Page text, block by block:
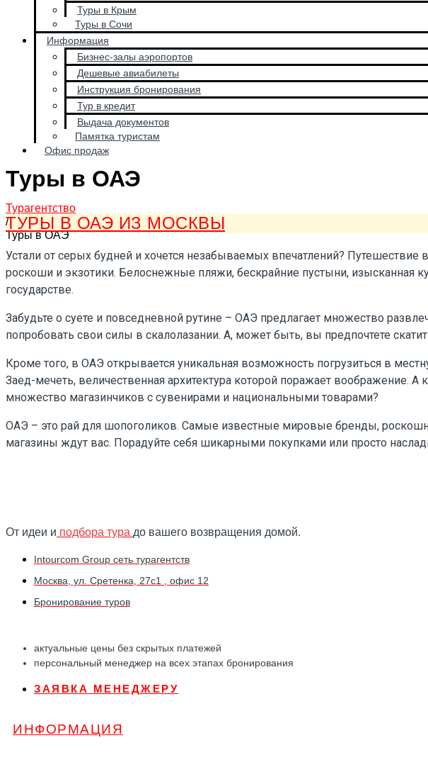
Туры в Крым
Туры в Сочи
Информация
Бизнес-залы аэропортов
Дешевые авиабилеты
Инструкция бронирования
Тур в кредит
Выдача документов
Памятка туристам
Офис продаж
Туры в ОАЭ
Турагентство
/
Туры в ОАЭ
ТУРЫ В ОАЭ ИЗ МОСКВЫ
Устали от серых будней и хочется незабываемых впечатлений?
роскоши и экзотики. Белоснежные пляжи, бескрайние пустыни, изысканная
государстве.
Забудьте о суете и повседневной рутине – ОАЭ предлагает множество
попробовать свои силы в скалолазании. А, может быть, вы предпочтете
Кроме того, в ОАЭ открывается уникальная возможность погрузиться в
Заед-мечеть, величественная архитектура которой поражает воображение. А
множество магазинчиков с сувенирами и национальными товарами?
ОАЭ – это рай для шопоголиков. Самые известные мировые бренды,
магазины ждут вас. Порадуйте себя шикарными покупками или просто
От идеи и подбора тура до вашего возвращения домой.
Intourcom Group сеть турагентств
Москва, ул. Сретенка, 27с1 , офис 12
Бронирование туров
актуальные цены без скрытых платежей
персональный менеджер на всех этапах бронирования
ЗАЯВКА МЕНЕДЖЕРУ
ИНФОРМАЦИЯ